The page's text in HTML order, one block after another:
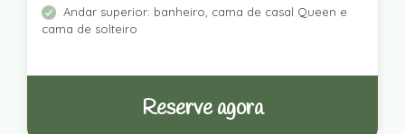
Andar superior: banheiro, cama de casal Queen e
cama de solteiro
Reserve agora